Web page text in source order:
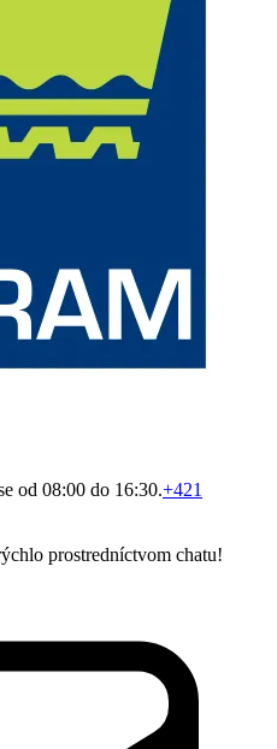
od 08:00 do 16:30.+421
prostredníctvom chatu!